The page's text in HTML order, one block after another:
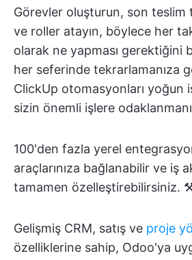
Görevler oluşturun, son teslim
ve roller atayın, böylece her
olarak ne yapması gerektiğini
her seferinde tekrarlamanıza
ClickUp otomasyonları yoğun
sizin önemli işlere
100'den fazla yerel
araçlarınıza bağlanabilir ve iş
tamamen özelleştirebilirsiniz.
Gelişmiş CRM, satış ve proje
özelliklerine sahip, Odoo'ya